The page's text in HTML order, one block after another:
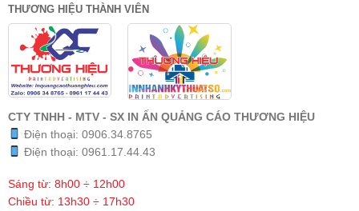
THƯƠNG HIỆU THÀNH VIÊN
CTY TNHH - MTV - SX IN ẤN QUẢNG CÁO THƯƠNG HIỆU
Điện thoại: 0906.34.8765
Điện thoại: 0961.17.44.43
Sáng từ: 8h00 ÷ 12h00
Chiều từ: 13h30 ÷ 17h30